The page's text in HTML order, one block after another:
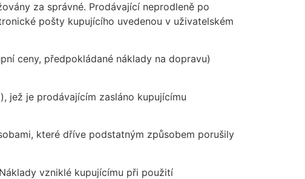
za správné. Prodávající neprodleně po
pošty kupujícího uvedenou v uživatelském
ceny, předpokládané náklady na dopravu)
jež je prodávajícím zasláno kupujícímu
které dříve podstatným způsobem porušily
vzniklé kupujícímu při použití